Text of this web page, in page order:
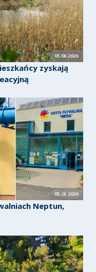
05.08.2026
zyskają
05.08.2026
Neptun,